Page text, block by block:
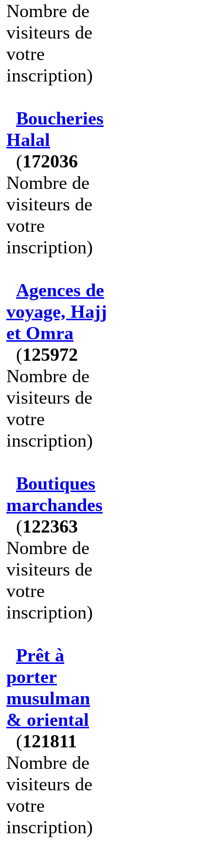
Nombre de
visiteurs de
votre
inscription)
Boucheries
Halal
(172036
Nombre de
visiteurs de
votre
inscription)
Agences de
voyage, Hajj
et Omra
(125972
Nombre de
visiteurs de
votre
inscription)
Boutiques
marchandes
(122363
Nombre de
visiteurs de
votre
inscription)
Prêt à
porter
musulman
& oriental
(121811
Nombre de
visiteurs de
votre
inscription)